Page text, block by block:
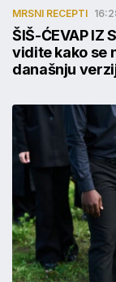
MRSNI RECEPTI
ŠIŠ-ĆEVAP IZ
vidite kako se
današnju